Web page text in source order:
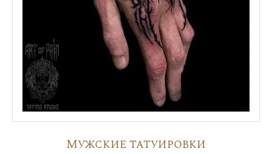
Мужские татуировки